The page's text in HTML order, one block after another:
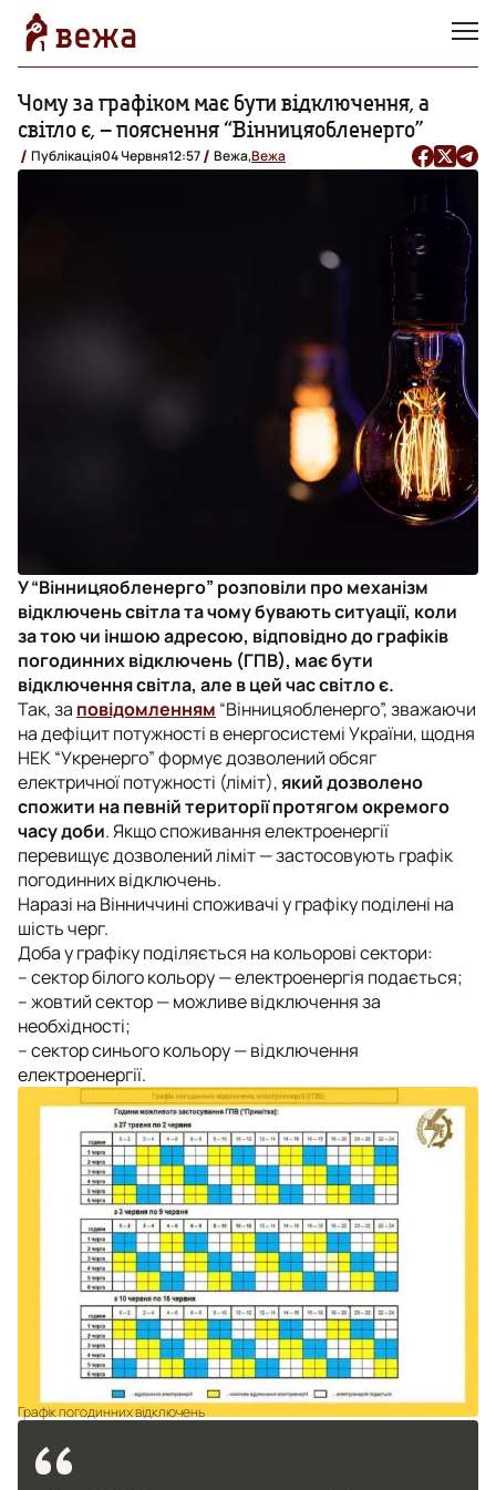
Чому за графіком має бути відключення, а
світло є, – пояснення “Вінницяобленерго”
Публікація04 Червня12:57 Вежа,Вежа
У “Вінницяобленерго” розповіли про механізм
відключень світла та чому бувають ситуації, коли
за тою чи іншою адресою, відповідно до графіків
погодинних відключень (ГПВ), має бути
відключення світла, але в цей час світло є.
Так, за повідомленням “Вінницяобленерго”, зважаючи
на дефіцит потужності в енергосистемі України, щодня
НЕК “Укренерго” формує дозволений обсяг
електричної потужності (ліміт),який дозволено
спожити на певній території протягом окремого
часу доби. Якщо споживання електроенергії
перевищує дозволений ліміт — застосовують графік
погодинних відключень.
Наразі на Вінниччині споживачі у графіку поділені на
шість черг.
Доба у графіку поділяється на кольорові сектори:
– сектор білого кольору — електроенергія подається;
– жовтий сектор — можливе відключення за
необхідності;
– сектор синього кольору — відключення
електроенергії.
Графік погодинних відключень